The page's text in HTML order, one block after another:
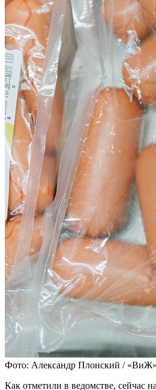
Фото: Александр Плонский / «ВиЖ»
Как отметили в ведомстве, сейчас